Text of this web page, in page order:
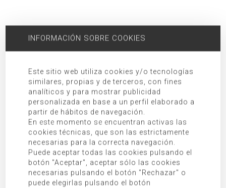
01/06/2016
CR_HOUSE. DIARIO DE OBRA: MARZO 2016
Buenas tardes. Hoy en Singular Studio queremos compartir con
vosotros un nuevo video de la CR_HOUSE, que corresponde al mes
de marzo. Como podéis ver la vivienda unifamiliar situada en
Jávea se encu...
Leer más
INFORMACIÓN SOBRE COOKIES
Este sitio web utiliza cookies y/o tecnologías
similares, propias y de terceros, con fines
analíticos y para mostrar publicidad
personalizada en base a un perfil elaborado a
partir de hábitos de navegación.
En este momento se encuentran activas las
cookies técnicas, que son las estrictamente
necesarias para la correcta navegación.
Puede aceptar todas las cookies pulsando el
botón "Aceptar", aceptar sólo las cookies
necesarias pulsando el botón "Rechazar" o
puede elegirlas pulsando el botón